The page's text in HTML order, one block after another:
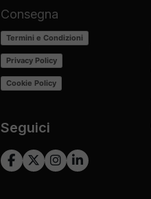
Consegna
Termini e Condizioni
Privacy Policy
Cookie Policy
Seguici